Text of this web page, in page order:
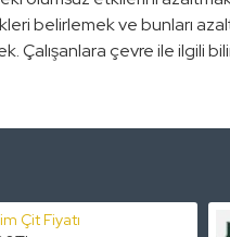
belirlemek ve bunları
çevre ile ilgili
Çit Fiyatı